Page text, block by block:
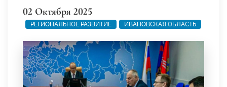
02 Октября 2025
РЕГИОНАЛЬНОЕ РАЗВИТИЕ ИВАНОВСКАЯ ОБЛАСТЬ